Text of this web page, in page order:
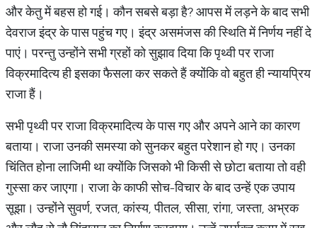
और केतु में बहस हो गई। कौन सबसे बड़ा है? आपस में लड़ने के बाद सभी
देवराज इंद्र के पास पहुंच गए। इंद्र असमंजस की स्थिति में निर्णय नहीं दे
पाएं। परन्तु उन्होंने सभी ग्रहों को सुझाव दिया कि पृथ्वी पर राजा
विक्रमादित्य ही इसका फैसला कर सकते हैं क्योंकि वो बहुत ही न्यायप्रिय
राजा हैं।
सभी पृथ्वी पर राजा विक्रमादित्य के पास गए और अपने आने का कारण
बताया। राजा उनकी समस्या को सुनकर बहुत परेशान हो गए। उनका
चिंतित होना लाजिमी था क्योंकि जिसको भी किसी से छोटा बताया तो वही
गुस्सा कर जाएगा। राजा के काफी सोच-विचार के बाद उन्हें एक उपाय
सूझा। उन्होंने सुवर्ण, रजत, कांस्य, पीतल, सीसा, रांगा, जस्ता, अभ्रक